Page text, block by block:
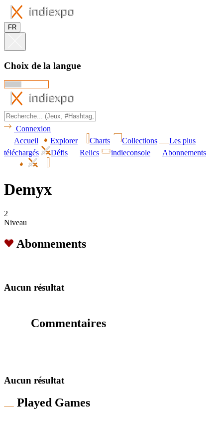
FR
Choix de la langue
Connexion
Accueil
Explorer Charts Collections
Les plus
téléchargés
Défis Relics indieconsole Abonnements
Demyx
2
Niveau
Abonnements
Aucun résultat
Commentaires
Aucun résultat
Played Games